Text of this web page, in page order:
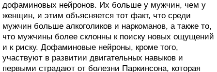
дофаминовых нейронов. Их больше у мужчин, чем у
женщин, и этим объясняется тот факт, что среди
мужчин больше алкоголиков и наркоманов, а также то,
что мужчины более склонны к поиску новых ощущений
и к риску. Дофаминовые нейроны, кроме того,
участвуют в развитии двигательных навыков и
первыми страдают от болезни Паркинсона, которая